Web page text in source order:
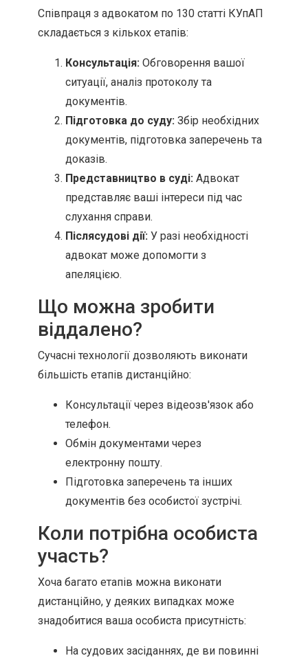
Співпраця з адвокатом по 130 статті КУпАП
складається з кількох етапів:
Консультація: Обговорення вашої
ситуації, аналіз протоколу та
документів.
Підготовка до суду: Збір необхідних
документів, підготовка заперечень та
доказів.
Представництво в суді: Адвокат
представляє ваші інтереси під час
слухання справи.
Післясудові дії: У разі необхідності
адвокат може допомогти з
апеляцією.
Що можна зробити
віддалено?
Сучасні технології дозволяють виконати
більшість етапів дистанційно:
Консультації через відеозв'язок або
телефон.
Обмін документами через
електронну пошту.
Підготовка заперечень та інших
документів без особистої зустрічі.
Коли потрібна особиста
участь?
Хоча багато етапів можна виконати
дистанційно, у деяких випадках може
знадобитися ваша особиста присутність:
На судових засіданнях, де ви повинні